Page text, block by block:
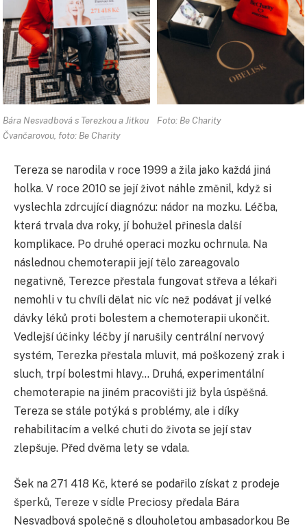
Bára Nesvadbová s Terezkou a Jitkou
Čvančarovou, foto: Be Charity
Foto: Be Charity
Tereza se narodila v roce 1999 a žila jako každá jiná
holka. V roce 2010 se její život náhle změnil, když si
vyslechla zdrcující diagnózu: nádor na mozku. Léčba,
která trvala dva roky, jí bohužel přinesla další
komplikace. Po druhé operaci mozku ochrnula. Na
následnou chemoterapii její tělo zareagovalo
negativně, Terezce přestala fungovat střeva a lékaři
nemohli v tu chvíli dělat nic víc než podávat jí velké
dávky léků proti bolestem a chemoterapii ukončit.
Vedlejší účinky léčby jí narušily centrální nervový
systém, Terezka přestala mluvit, má poškozený zrak i
sluch, trpí bolestmi hlavy… Druhá, experimentální
chemoterapie na jiném pracovišti již byla úspěšná.
Tereza se stále potýká s problémy, ale i díky
rehabilitacím a velké chuti do života se její stav
zlepšuje. Před dvěma lety se vdala.
Šek na 271 418 Kč, které se podařilo získat z prodeje
šperků, Tereze v sídle Preciosy předala Bára
Nesvadbová společně s dlouholetou ambasadorkou Be